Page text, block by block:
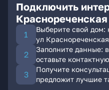
Подключить
Выберите свой дом:
ул Краснореченская
Заполните данные:
оставьте
Получите
предложит лучшие